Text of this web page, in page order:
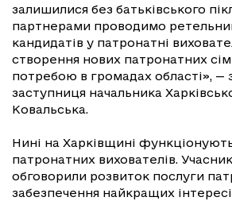
залишилися без батьківського
партнерами проводимо
кандидатів у патронатні
створення нових патронатних
потребою в громадах області», —
заступниця начальника
Ковальська.
Нині на Харківщині функціонують
патронатних вихователів.
обговорили розвиток послуги
забезпечення найкращих